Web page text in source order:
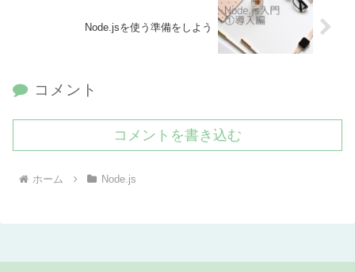
Node.jsを使う準備をしよう
コメント
コメントを書き込む
ホーム Node.js